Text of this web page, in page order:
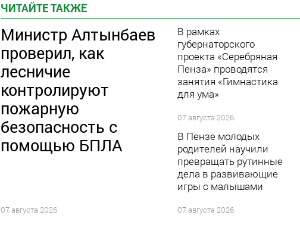
ЧИТАЙТЕ ТАКЖЕ
Министр Алтынбаев
проверил, как
лесничие
контролируют
пожарную
безопасность с
помощью БПЛА
07 августа 2026
В рамках
губернаторского
проекта «Серебряная
Пенза» проводятся
занятия «Гимнастика
для ума»
07 августа 2026
В Пензе молодых
родителей научили
превращать рутинные
дела в развивающие
игры с малышами
07 августа 2026